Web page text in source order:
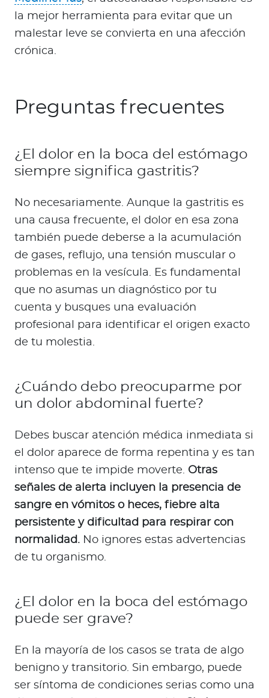
la mejor herramienta para evitar que un
malestar leve se convierta en una afección
crónica.
Preguntas frecuentes
¿El dolor en la boca del estómago
siempre significa gastritis?
No necesariamente. Aunque la gastritis es
una causa frecuente, el dolor en esa zona
también puede deberse a la acumulación
de gases, reflujo, una tensión muscular o
problemas en la vesícula. Es fundamental
que no asumas un diagnóstico por tu
cuenta y busques una evaluación
profesional para identificar el origen exacto
de tu molestia.
¿Cuándo debo preocuparme por
un dolor abdominal fuerte?
Debes buscar atención médica inmediata si
el dolor aparece de forma repentina y es tan
intenso que te impide moverte. Otras
señales de alerta incluyen la presencia de
sangre en vómitos o heces, fiebre alta
persistente y dificultad para respirar con
normalidad. No ignores estas advertencias
de tu organismo.
¿El dolor en la boca del estómago
puede ser grave?
En la mayoría de los casos se trata de algo
benigno y transitorio. Sin embargo, puede
ser síntoma de condiciones serias como una